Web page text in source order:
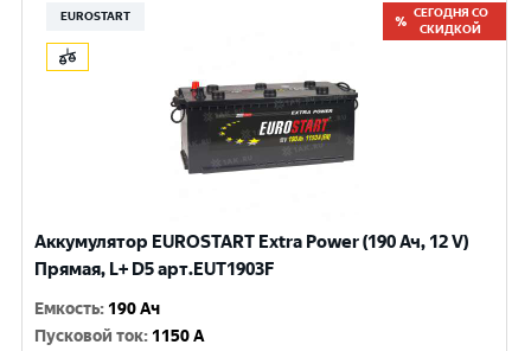
EUROSTART
СЕГОДНЯ СО
СКИДКОЙ
Аккумулятор EUROSTART Extra Power (190 Ач, 12 V)
Прямая, L+ D5 арт.EUT1903F
Емкость: 190 Ач
Пусковой ток: 1150 A